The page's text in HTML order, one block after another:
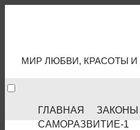
МИР ЛЮБВИ, КРАСОТЫ И
ГЛАВНАЯ ЗАКОНЫ
САМОРАЗВИТИЕ-1